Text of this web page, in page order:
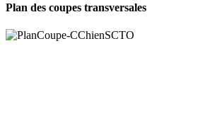
Plan des coupes transversales